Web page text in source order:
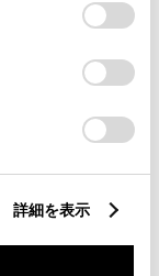
れることに同
オプトアウト、
ては、当社の
て
」をご覧くだ
詳細を表示